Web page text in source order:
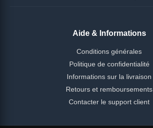
Aide & Informations
Conditions générales
Politique de confidentialité
Informations sur la livraison
Retours et remboursements
Contacter le support client